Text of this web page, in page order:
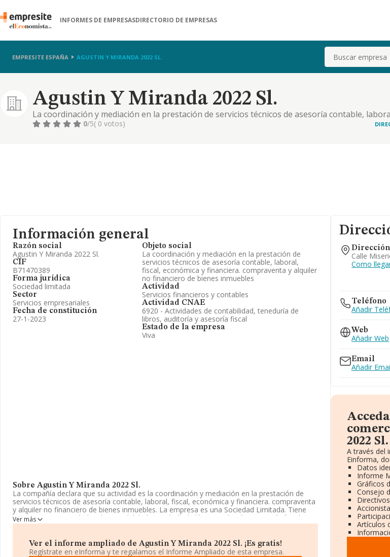
INFORMES DE EMPRESASDIRECTORIO DE EMPRESAS
EMPRESITE ESPAÑA AGUSTIN Y MIRANDA 2022 SL. Buscar
Agustin Y Miranda 2022 Sl.
La coordinación y mediación en la prestación de servicios técnicos de asesoría contable,
económica y financiera. compraventa y alquiler no financiero de bienes inmuebles
0/5( 0 votos)
Información general
Razón social
Agustin Y Miranda 2022 Sl.
CIF
B71470389
Forma jurídica
Sociedad limitada
Sector
Servicios empresariales
Fecha de constitución
27-1-2023
Objeto social
La coordinación y mediación en la prestación de
servicios técnicos de asesoría contable, laboral,
fiscal, económica y financiera. compraventa y alquiler
no financiero de bienes inmuebles
Actividad
Servicios financieros y contables
Actividad CNAE
6920 - Actividades de contabilidad, teneduría de
libros, auditoría y asesoría fiscal
Estado de la empresa
Viva
Sobre Agustin Y Miranda 2022 Sl.
La compañía declara que su actividad es la coordinación y mediación en la prestación de
servicios técnicos de asesoría contable, laboral, fiscal, económica y financiera. compraventa
y alquiler no financiero de bienes inmuebles. La empresa es una Sociedad Limitada. Tiene
CNAE: 6920 - 'Actividades de contabilidad, teneduría de libros, auditoría y asesoría fiscal'. No
realiza actividad de importación y/o exportación.
La empresa Agustín y Miranda 2022 S.L, con NIF B71470389, tiene domicilio fiscal en
Calle Misericordia núm. 2, (31500), Tudela, Navarra.
Ver más
Ver el informe ampliado de Agustin Y Miranda 2022 Sl. ¡Es gratis!
Regístrate en eInforma y te regalamos el Informe Ampliado de esta empresa.
Dirección
Calle
Como
Teléfono
Añadir
Web
Añadir Web
Email
Añadir
2022 Sl.
A través del
Einforma,
Datos
Informe
Gráficos
Consejo
Artículos